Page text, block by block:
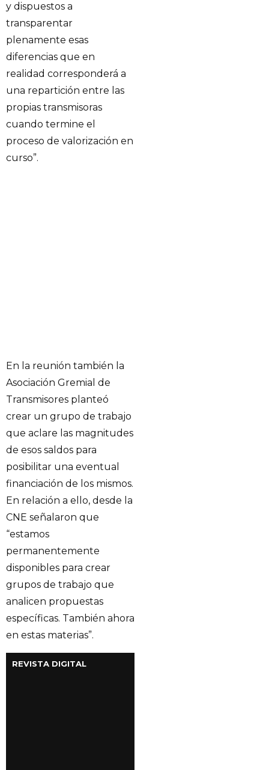
y dispuestos a
transparentar
plenamente esas
diferencias que en
realidad corresponderá a
una repartición entre las
propias transmisoras
cuando termine el
proceso de valorización en
curso”.
En la reunión también la
Asociación Gremial de
Transmisores planteó
crear un grupo de trabajo
que aclare las magnitudes
de esos saldos para
posibilitar una eventual
financiación de los mismos.
En relación a ello, desde la
CNE señalaron que
“estamos
permanentemente
disponibles para crear
grupos de trabajo que
analicen propuestas
específicas. También ahora
en estas materias”.
REVISTA DIGITAL